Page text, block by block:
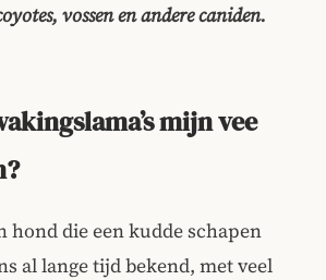
vossen en andere caniden.
mijn vee
hond die een kudde schapen
al lange tijd bekend, met veel